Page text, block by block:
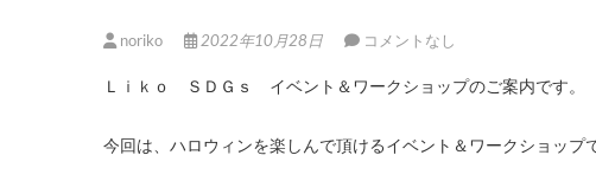
noriko 2022年10月28日 コメントなし
Ｌｉｋｏ ＳＤＧｓ イベント＆ワークショップのご案内です。
今回は、ハロウィンを楽しんで頂けるイベント＆ワークショップ